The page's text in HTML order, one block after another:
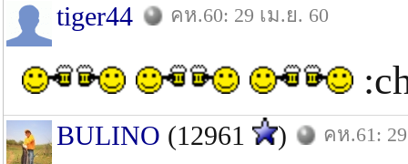
tiger44 คห.60: 29 เม.ย. 60
BULINO (12961 ) คห.61: